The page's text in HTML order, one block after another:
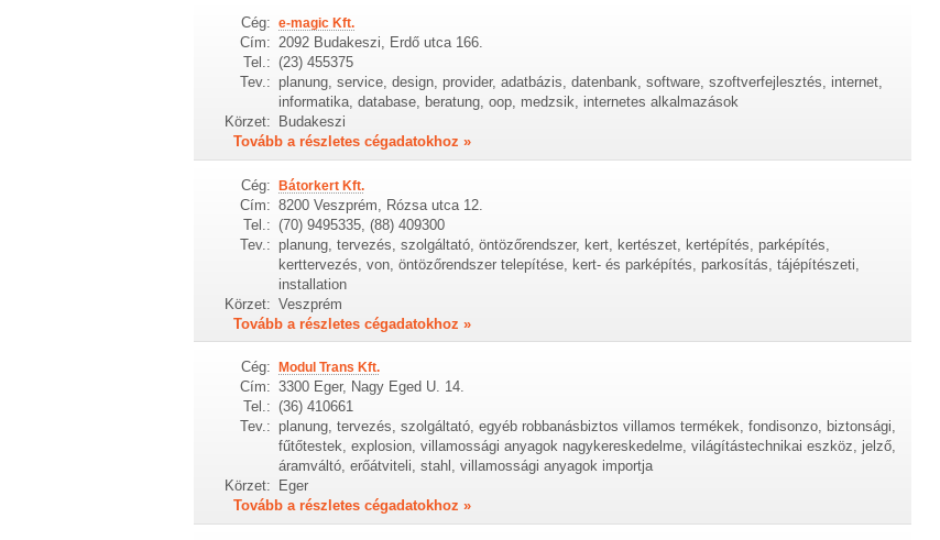
Cég: e-magic Kft.
Cím: 2092 Budakeszi, Erdő utca 166.
Tel.: (23) 455375
Tev.: planung, service, design, provider, adatbázis, datenbank, software, szoftverfejlesztés, internet,
informatika, database, beratung, oop, medzsik, internetes alkalmazások
Körzet:
Budakeszi
Tovább a részletes cégadatokhoz »
Cég: Bátorkert Kft.
Cím: 8200 Veszprém, Rózsa utca 12.
Tel.: (70) 9495335, (88) 409300
Tev.: planung, tervezés, szolgáltató, öntözőrendszer, kert, kertészet, kertépítés, parképítés,
kerttervezés, von, öntözőrendszer telepítése, kert- és parképítés, parkosítás, tájépítészeti,
installation
Körzet: Veszprém
Tovább a részletes cégadatokhoz »
Cég: Modul Trans Kft.
Cím: 3300 Eger, Nagy Eged U. 14.
Tel.: (36) 410661
Tev.: planung, tervezés, szolgáltató, egyéb robbanásbiztos villamos termékek, fondisonzo, biztonsági,
fűtőtestek, explosion, villamossági anyagok nagykereskedelme, világítástechnikai eszköz, jelző,
áramváltó, erőátviteli, stahl, villamossági anyagok importja
Körzet:
Eger
Tovább a részletes cégadatokhoz »